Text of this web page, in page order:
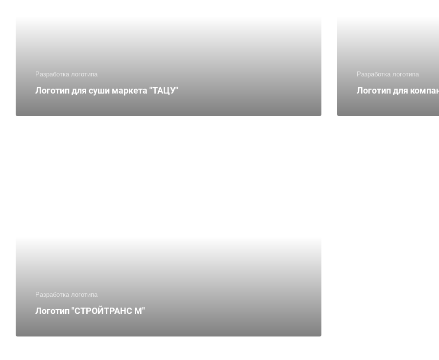
Разработка логотипа
Логотип для суши маркета "ТАЦУ"
Разработка логотипа
Логотип для
Разработка логотипа
Логотип "СТРОЙТРАНС М"